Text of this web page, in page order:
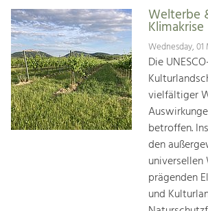
Increase in Regional Value Added.Welterbe
Klimakrise
Wednesday, 01
Die
vielfältiger
betroffen.
den
prägenden
und